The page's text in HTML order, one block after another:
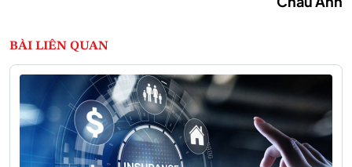
BÀI LIÊN QUAN